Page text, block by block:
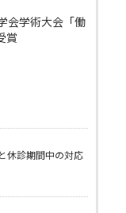
会学術大会「働
賞
休診期間中の対応